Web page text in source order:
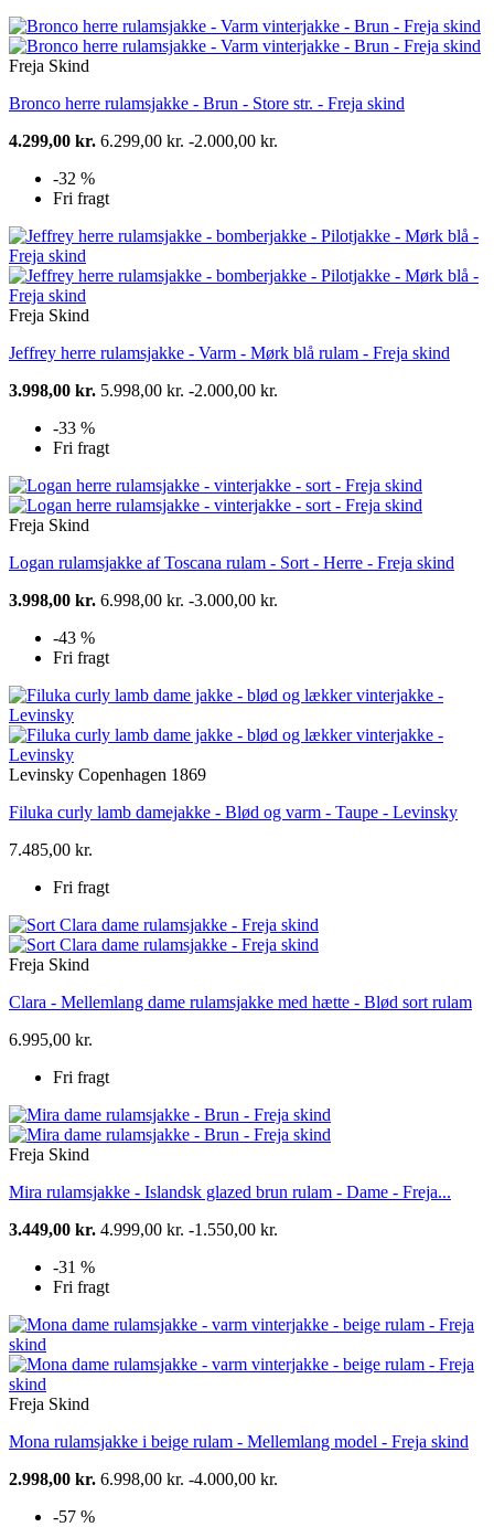
Freja Skind
Bronco herre rulamsjakke - Brun - Store str. - Freja skind
4.299,00 kr. 6.299,00 kr. -2.000,00 kr.
-32 %
Fri fragt
Freja Skind
Jeffrey herre rulamsjakke - Varm - Mørk blå rulam - Freja skind
3.998,00 kr. 5.998,00 kr. -2.000,00 kr.
-33 %
Fri fragt
Freja Skind
Logan rulamsjakke af Toscana rulam - Sort - Herre - Freja skind
3.998,00 kr. 6.998,00 kr. -3.000,00 kr.
-43 %
Fri fragt
Levinsky Copenhagen 1869
Filuka curly lamb damejakke - Blød og varm - Taupe - Levinsky
7.485,00 kr.
Fri fragt
Freja Skind
Clara - Mellemlang dame rulamsjakke med hætte - Blød sort rulam
6.995,00 kr.
Fri fragt
Freja Skind
Mira rulamsjakke - Islandsk glazed brun rulam - Dame - Freja...
3.449,00 kr. 4.999,00 kr. -1.550,00 kr.
-31 %
Fri fragt
Freja Skind
Mona rulamsjakke i beige rulam - Mellemlang model - Freja skind
2.998,00 kr. 6.998,00 kr. -4.000,00 kr.
-57 %